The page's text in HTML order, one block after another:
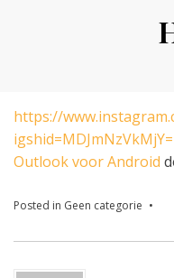
https://
igshid=MDJmNzVkMjY=
Outlook voor Android
Posted in Geen categorie